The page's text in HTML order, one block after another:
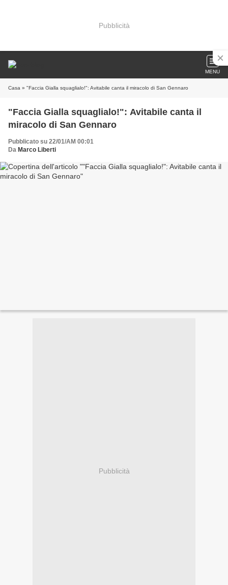
Pubblicità
MENU
Casa » "Faccia Gialla squaglialo!": Avitabile canta il miracolo di San Gennaro
"Faccia Gialla squaglialo!": Avitabile canta il
miracolo di San Gennaro
Pubblicato su 22/01/AM 00:01
Da Marco Liberti
Pubblicità